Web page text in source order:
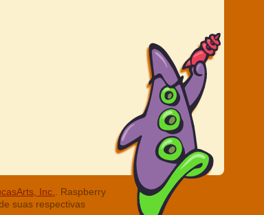
Inc.
. Raspberry
suas respectivas